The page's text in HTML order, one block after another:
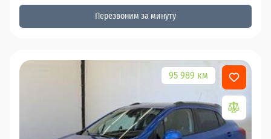
Перезвоним за минуту
95 989 км